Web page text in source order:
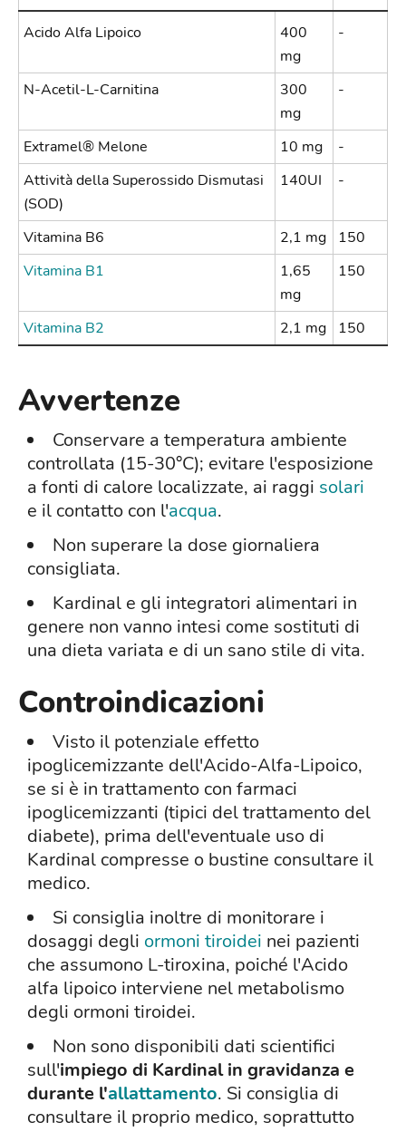
Acido Alfa Lipoico
400
mg
-
N-Acetil-L-Carnitina
300
mg
-
Extramel® Melone 10 mg
-
Attività della Superossido Dismutasi
(SOD)
140UI -
Vitamina B6 2,1 mg
150
Vitamina B1
1,65
mg
150
Vitamina B2 2,1 mg 150
Avvertenze
Conservare a temperatura ambiente
controllata (15-30°C); evitare l'esposizione
a fonti di calore localizzate, ai raggi solari
e il contatto con l'acqua.
Non superare la dose giornaliera
consigliata.
Kardinal e gli integratori alimentari in
genere non vanno intesi come sostituti di
una dieta variata e di un sano stile di vita.
Controindicazioni
Visto il potenziale effetto
ipoglicemizzante dell'Acido-Alfa-Lipoico,
se si è in trattamento con farmaci
ipoglicemizzanti (tipici del trattamento del
diabete), prima dell'eventuale uso di
Kardinal compresse o bustine consultare il
medico.
Si consiglia inoltre di monitorare i
dosaggi degli ormoni tiroidei nei pazienti
che assumono L-tiroxina, poiché l'Acido
alfa lipoico interviene nel metabolismo
degli ormoni tiroidei.
Non sono disponibili dati scientifici
sull'impiego di Kardinal in gravidanza e
durante l'allattamento. Si consiglia di
consultare il proprio medico, soprattutto